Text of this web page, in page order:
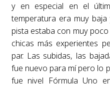
y en especial en el
temperatura era muy
pista estaba con muy
chicas más experientes
par. Las subidas, las
fue nuevo para mí pero lo
fue nivel Fórmula Uno